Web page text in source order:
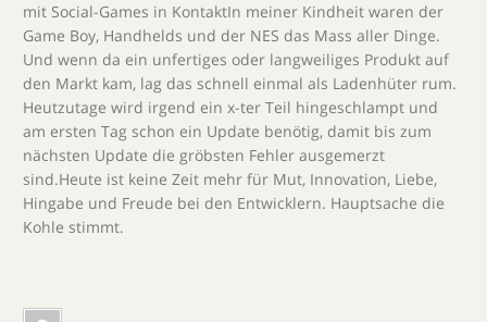
mit Social-Games in KontaktIn meiner Kindheit waren der
Game Boy, Handhelds und der NES das Mass aller Dinge.
Und wenn da ein unfertiges oder langweiliges Produkt auf
den Markt kam, lag das schnell einmal als Ladenhüter rum.
Heutzutage wird irgend ein x-ter Teil hingeschlampt und
am ersten Tag schon ein Update benötig, damit bis zum
nächsten Update die gröbsten Fehler ausgemerzt
sind.Heute ist keine Zeit mehr für Mut, Innovation, Liebe,
Hingabe und Freude bei den Entwicklern. Hauptsache die
Kohle stimmt.